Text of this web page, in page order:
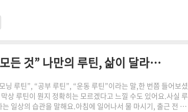
디 정원 & 야외 좌석 공간다양한 메뉴 구성 디저트와 빵 맛 후기
개인적인 총평 & 재방문..
“루틴이 뭐길래? – 요즘 핫한 ‘루틴’의 모든 것” 나만의 루틴, 삶이 달라지는 작은 습관
닝 루틴”, “공부 루틴”, “운동 루틴”이라는 말,한 번쯤 들어보셨
상 루틴이 뭔지 정확히는 모르겠다고 느낄 수도 있어요.사실 루
일상의 습관을 말해요.아침에 일어나서 물 마시기, 출근 전 스